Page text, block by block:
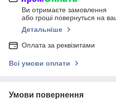
Ви отримаєте замовлення
або гроші повернуться на
Детальніше
Оплата за реквізитами
Всі умови оплати
Умови повернення